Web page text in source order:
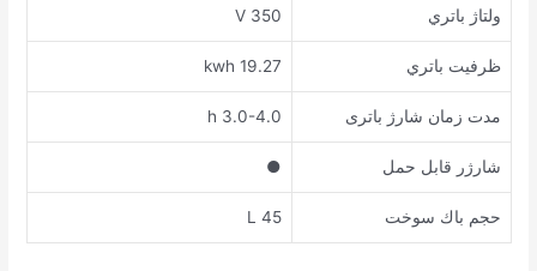
ﻭﻟﺘﺎﮊ ﺑﺎﺗﺮﻱ 350 V
ﻇﺮﻓﻴﺖ ﺑﺎﺗﺮﻱ 19.27 kwh
ﻣﺪﺕ ﺯﻣﺎﻥ ﺷﺎﺭﮊ ﺑﺎﺗﺮی 3.0-4.0 h
ﺷﺎﺭﮊﺭ ﻗﺎﺑﻞ ﺣﻤﻞ ●
ﺣﺠﻢ ﺑﺎﻙ ﺳﻮﺧﺖ 45 L